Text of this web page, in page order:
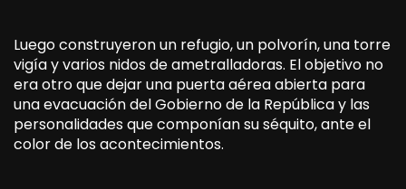
Luego construyeron un refugio, un polvorín, una torre
vigía y varios nidos de ametralladoras. El objetivo no
era otro que dejar una puerta aérea abierta para
una evacuación del Gobierno de la República y las
personalidades que componían su séquito, ante el
color de los acontecimientos.